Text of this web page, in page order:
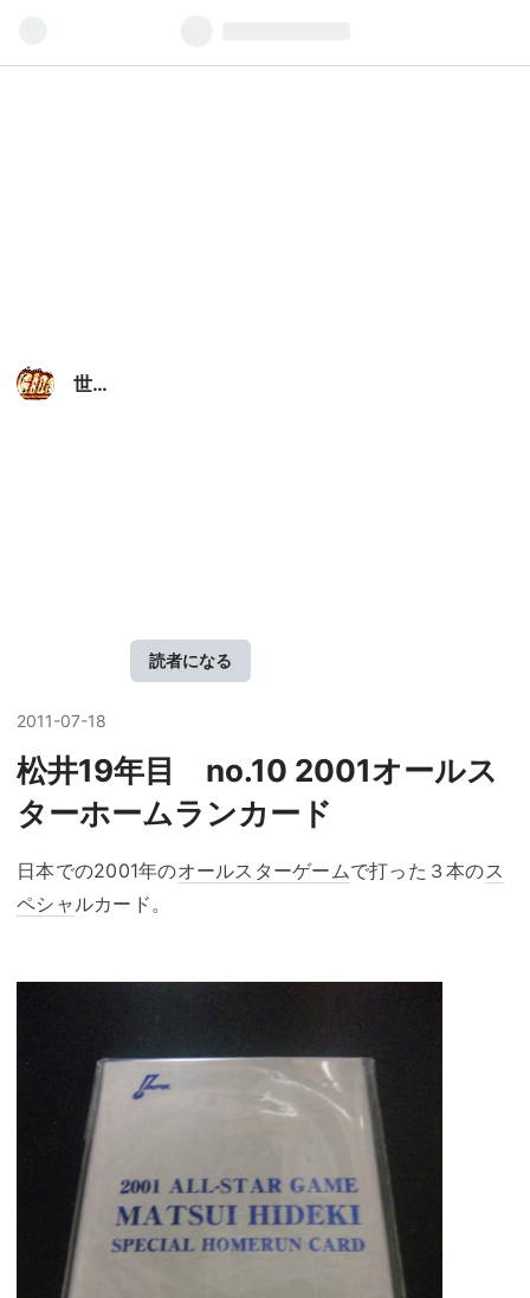
世田
読者になる
2011-07-18
松井19年目 no.10 2001オールス
ターホームランカード
日本での2001年のオールスターゲームで打った３本のス
ペシャルカード。